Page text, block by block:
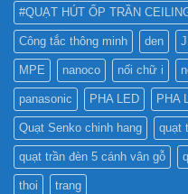
#QUẠT HÚT ỐP TRẦN
Công tắc thông minh den
MPE nanoco nối chữ i
panasonic PHA LED PHA
Quạt Senko chinh hang quạt
quạt trần đèn 5 cánh vân gỗ
thoi trang